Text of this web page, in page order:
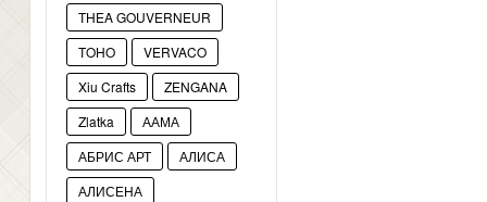
THEA GOUVERNEUR
TOHO
VERVACO
Xiu Crafts
ZENGANA
Zlatka
ААМА
АБРИС АРТ
АЛИСА
АЛИСЕНА